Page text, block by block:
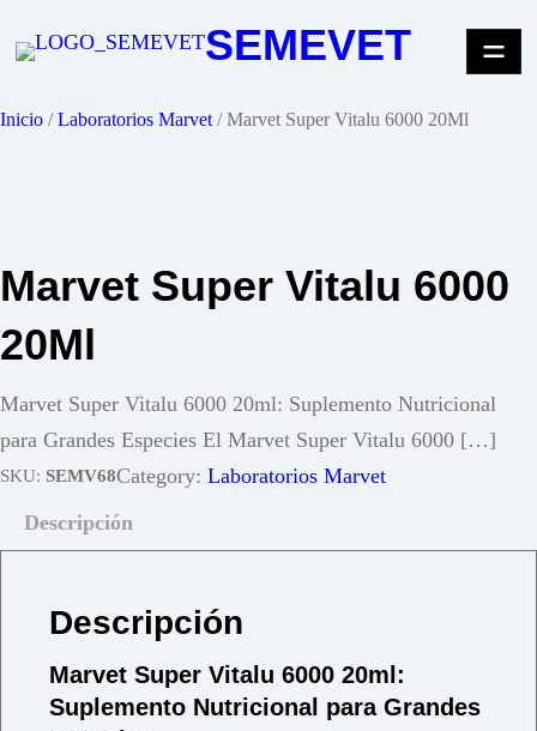
SEMEVET
Inicio /Laboratorios Marvet / Marvet Super Vitalu 6000 20Ml
Marvet Super Vitalu 6000
20Ml
Marvet Super Vitalu 6000 20ml: Suplemento Nutricional
para Grandes Especies El Marvet Super Vitalu 6000 […]
SKU: SEMV68Category: Laboratorios Marvet
Descripción
Descripción
Marvet Super Vitalu 6000 20ml:
Suplemento Nutricional para Grandes